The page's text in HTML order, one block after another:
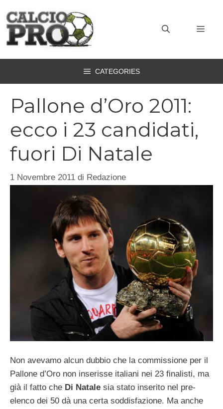
contenuto
CATEGORIES
Pallone d’Oro 2011:
ecco i 23 candidati,
fuori Di Natale
1 Novembre 2011 di Redazione
Non avevamo alcun dubbio che la commissione per il
Pallone d’Oro non inserisse italiani nei 23 finalisti, ma
già il fatto che Di Natale sia stato inserito nel pre-
elenco dei 50 dà una certa soddisfazione. Ma anche